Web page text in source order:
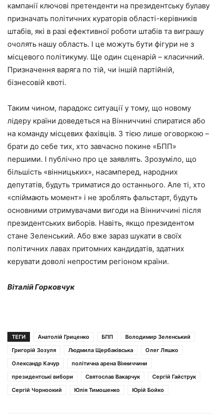
кампанії ключові претенденти на президентську булаву
призначать політичних кураторів області-керівників
штабів, які в разі ефективної роботи штабів та виграшу
очолять нашу область. І це можуть бути фігури не з
місцевого політикуму. Ще один сценарій – класичний.
Призначення варяга по тій, чи іншій партійній,
бізнесовій квоті.
Таким чином, парадокс ситуації у тому, що новому
лідеру країни доведеться на Вінниччині спиратися або
на команду місцевих фахівців. З тією лише оговоркою –
брати до себе тих, хто завчасно покине «БПП»
першими. І публічно про це заявлять. Зрозуміло, що
більшість «вінницьких», насамперед, народних
депутатів, будуть триматися до останнього. Але ті, хто
«спіймають момент» і не зроблять фальстарт, будуть
основними отримувачами вигоди на Вінниччині після
президентських виборів. Навіть, якщо президентом
стане Зеленський. Або вже зараз шукати в своїх
політичних лавах притомних кандидатів, здатних
керувати доволі непростим регіоном країни.
Віталій Горковчук
ТЕГИ Анатолій Гриценко БПП
Володимир Зеленський
Григорій Зозуля
Людмила Щербаківська
Олег Ляшко
Олександр Качур
політична арена Вінниччини
президентські вибори
Святослав Вакарчук
Сергій Гайструк
Сергій Чорноокий
Юлія Тимошенко Юрій Бойко